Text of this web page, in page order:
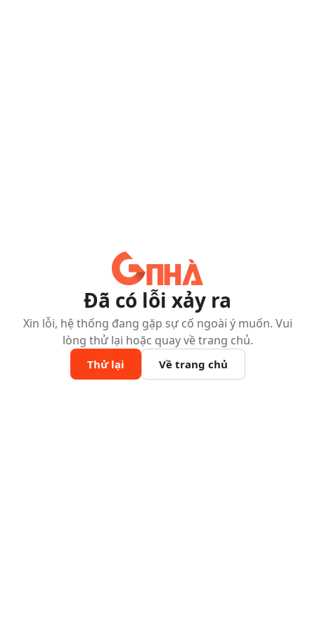
Đã có lỗi xảy ra
Xin lỗi, hệ thống đang gặp sự cố ngoài ý muốn. Vui
lòng thử lại hoặc quay về trang chủ.
Thử lại Về trang chủ